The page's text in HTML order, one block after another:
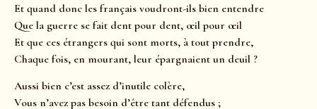
Et quand donc les français voudront-ils bien entendre
Que la guerre se fait dent pour dent, œil pour œil
Et que ces étrangers qui sont morts, à tout prendre,
Chaque fois, en mourant, leur épargnaient un deuil ?
Aussi bien c’est assez d’inutile colère,
Vous n’avez pas besoin d’être tant défendus ;